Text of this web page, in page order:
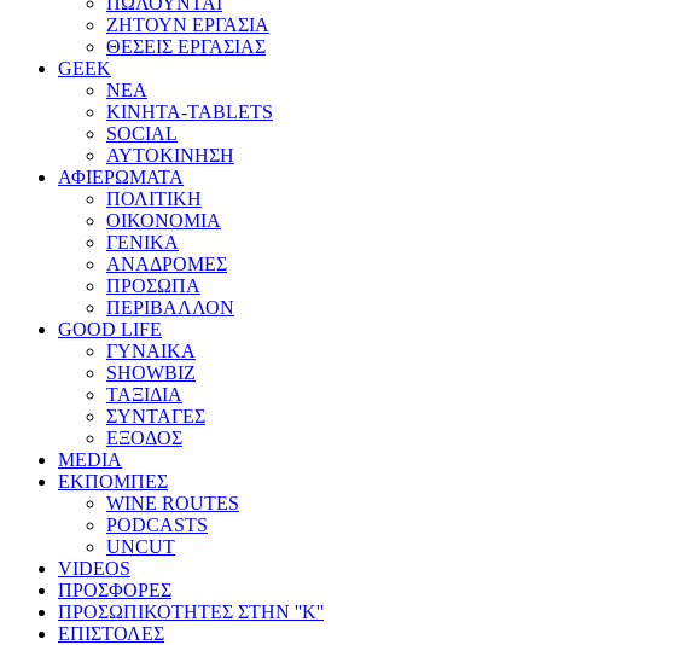
ΖΗΤΟΥΝ ΕΡΓΑΣΙΑ
ΘΕΣΕΙΣ ΕΡΓΑΣΙΑΣ
GEEK
ΝΕΑ
ΚΙΝΗΤΑ-TABLETS
SOCIAL
ΑΥΤΟΚΙΝΗΣΗ
ΑΦΙΕΡΩΜΑΤΑ
ΠΟΛΙΤΙΚΗ
ΟΙΚΟΝΟΜΙΑ
ΓΕΝΙΚΑ
ΑΝΑΔΡΟΜΕΣ
ΠΡΟΣΩΠΑ
ΠΕΡΙΒΑΛΛΟΝ
GOOD LIFE
ΓΥΝΑΙΚΑ
SHOWBIZ
ΤΑΞΙΔΙΑ
ΣΥΝΤΑΓΕΣ
ΕΞΟΔΟΣ
MEDIA
ΕΚΠΟΜΠΕΣ
WINE ROUTES
PODCASTS
UNCUT
VIDEOS
ΠΡΟΣΦΟΡΕΣ
ΠΡΟΣΩΠΙΚΟΤΗΤΕΣ ΣΤΗΝ ''Κ''
ΕΠΙΣΤΟΛΕΣ